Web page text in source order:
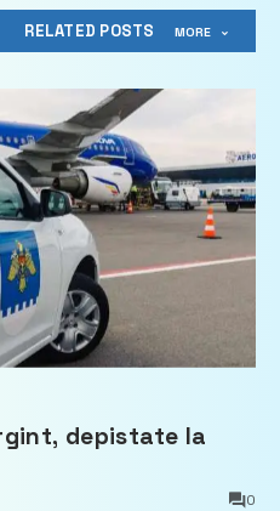
RELATED POSTS MORE
depistate la
0